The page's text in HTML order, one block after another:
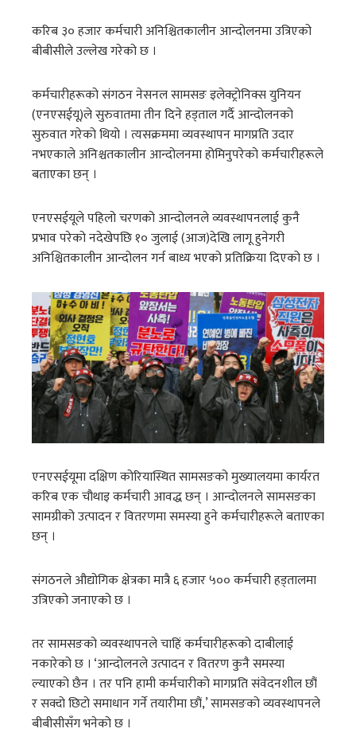
करिब ३० हजार कर्मचारी अनिश्चितकालीन आन्दोलनमा उत्रिएको
बीबीसीले उल्लेख गरेको छ ।
कर्मचारीहरूको संगठन नेसनल सामसङ इलेक्ट्रोनिक्स युनियन
(एनएसईयू)ले सुरुवातमा तीन दिने हड्ताल गर्दै आन्दोलनको
सुरुवात गरेको थियो । त्यसक्रममा व्यवस्थापन मागप्रति उदार
नभएकाले अनिश्चतकालीन आन्दोलनमा होमिनुपरेको कर्मचारीहरूले
बताएका छन् ।
एनएसईयूले पहिलो चरणको आन्दोलनले व्यवस्थापनलाई कुनै
प्रभाव परेको नदेखेपछि १० जुलाई (आज)देखि लागू हुनेगरी
अनिश्चितकालीन आन्दोलन गर्न बाध्य भएको प्रतिक्रिया दिएको छ ।
एनएसईयूमा दक्षिण कोरियास्थित सामसङको मुख्यालयमा कार्यरत
करिब एक चौथाइ कर्मचारी आवद्ध छन् । आन्दोलनले सामसङका
सामग्रीको उत्पादन र वितरणमा समस्या हुने कर्मचारीहरूले बताएका
छन् ।
संगठनले औद्योगिक क्षेत्रका मात्रै ६ हजार ५०० कर्मचारी हड्तालमा
उत्रिएको जनाएको छ ।
तर सामसङको व्यवस्थापनले चाहिं कर्मचारीहरूको दाबीलाई
नकारेको छ । ‘आन्दोलनले उत्पादन र वितरण कुनै समस्या
ल्याएको छैन । तर पनि हामी कर्मचारीको मागप्रति संवेदनशील छौं
र सक्दो छिटो समाधान गर्ने तयारीमा छौं,’ सामसङको व्यवस्थापनले
बीबीसीसँग भनेको छ ।